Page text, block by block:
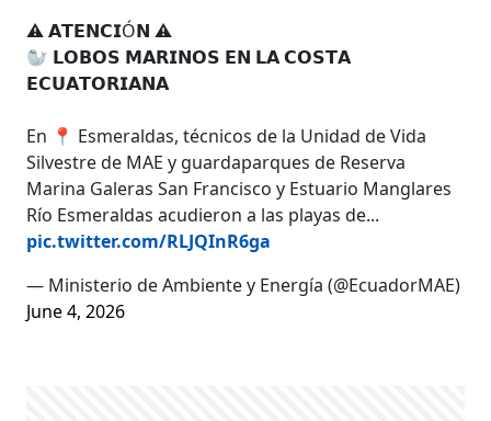
⚠️ 𝗔𝗧𝗘𝗡𝗖𝗜Ó𝗡 ⚠️
🦭 𝗟𝗢𝗕𝗢𝗦 𝗠𝗔𝗥𝗜𝗡𝗢𝗦 𝗘𝗡 𝗟𝗔 𝗖𝗢𝗦𝗧𝗔
𝗘𝗖𝗨𝗔𝗧𝗢𝗥𝗜𝗔𝗡𝗔
En 📍 Esmeraldas, técnicos de la Unidad de Vida
Silvestre de MAE y guardaparques de Reserva
Marina Galeras San Francisco y Estuario Manglares
Río Esmeraldas acudieron a las playas de...
pic.twitter.com/RLJQInR6ga
— Ministerio de Ambiente y Energía (@EcuadorMAE)
June 4, 2026